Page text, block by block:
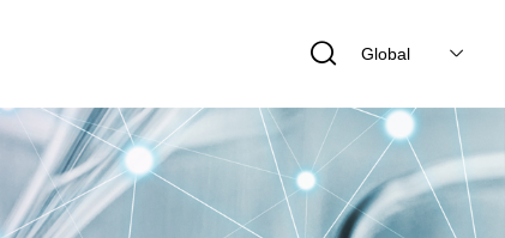
Global